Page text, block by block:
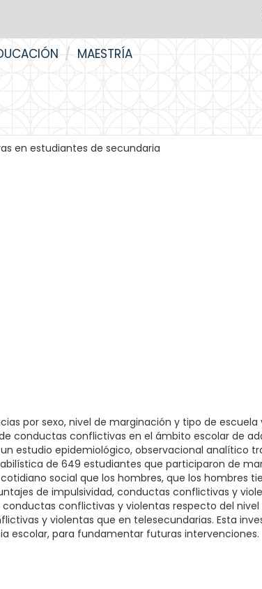
MAESTRÍA
en estudiantes de secundaria
por sexo, nivel de marginación y tipo de escuela
conductas conflictivas en el ámbito escolar de
estudio epidemiológico, observacional analítico
de 649 estudiantes que participaron de
social que los hombres, que los hombres
de impulsividad, conductas conflictivas y
conflictivas y violentas respecto del nivel
y violentas que en telesecundarias. Esta
escolar, para fundamentar futuras intervenciones.